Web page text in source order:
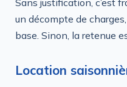
Sans justification, c’est
un décompte de
base. Sinon, la retenue
Location